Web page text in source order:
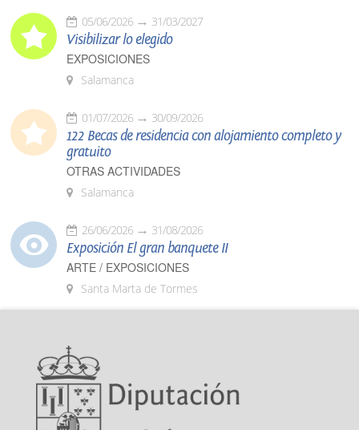
05/06/2026 31/03/2027
Visibilizar lo elegido
EXPOSICIONES
Salamanca
01/07/2026 30/09/2026
122 Becas de residencia con alojamiento completo y
gratuito
OTRAS ACTIVIDADES
Salamanca
26/06/2026 31/08/2026
Exposición El gran banquete II
ARTE / EXPOSICIONES
Santa Marta de Tormes